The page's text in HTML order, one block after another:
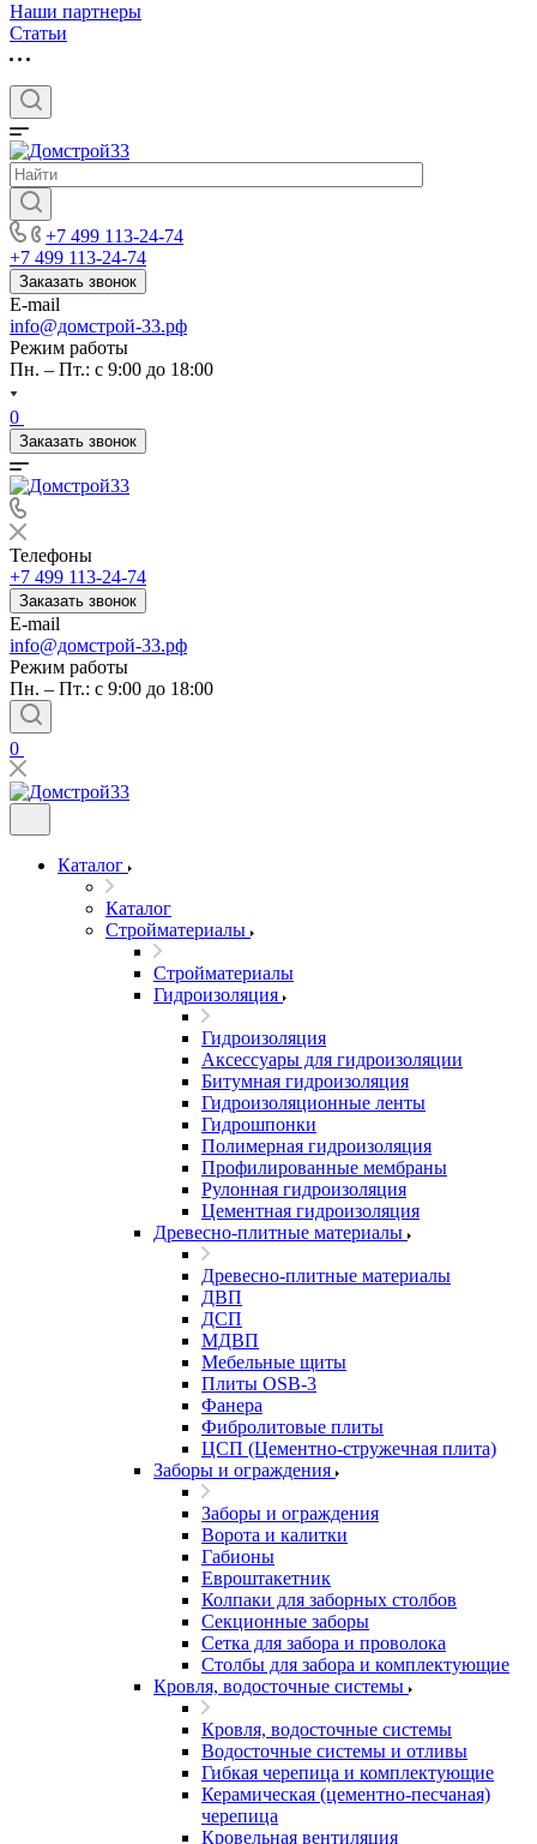
Наши партнеры
Статьи
+7 499 113-24-74
+7 499 113-24-74
Заказать звонок
E-mail
info@домстрой-33.рф
Режим работы
Пн. – Пт.: с 9:00 до 18:00
0
Заказать звонок
Телефоны
+7 499 113-24-74
Заказать звонок
E-mail
info@домстрой-33.рф
Режим работы
Пн. – Пт.: с 9:00 до 18:00
0
Каталог
Каталог
Стройматериалы
Стройматериалы
Гидроизоляция
Гидроизоляция
Аксессуары для гидроизоляции
Битумная гидроизоляция
Гидроизоляционные ленты
Гидрошпонки
Полимерная гидроизоляция
Профилированные мембраны
Рулонная гидроизоляция
Цементная гидроизоляция
Древесно-плитные материалы
Древесно-плитные материалы
ДВП
ДСП
МДВП
Мебельные щиты
Плиты OSB-3
Фанера
Фибролитовые плиты
ЦСП (Цементно-стружечная плита)
Заборы и ограждения
Заборы и ограждения
Ворота и калитки
Габионы
Евроштакетник
Колпаки для заборных столбов
Секционные заборы
Сетка для забора и проволока
Столбы для забора и комплектующие
Кровля, водосточные системы
Кровля, водосточные системы
Водосточные системы и отливы
Гибкая черепица и комплектующие
Керамическая (цементно-песчаная)
черепица
Кровельная вентиляция